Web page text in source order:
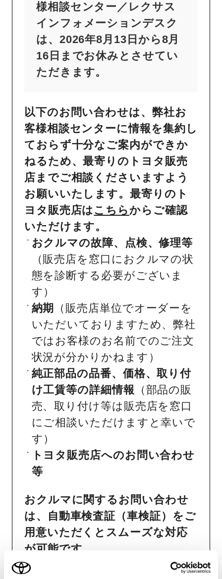
様相談センター／レクサス
インフォメーションデスク
は、2026年8月13日から8月
16日までお休みとさせてい
ただきます。
以下のお問い合わせは、弊社お
客様相談センターに情報を集約し
ておらず十分なご案内ができか
ねるため、最寄りのトヨタ販売
店までご相談くださいますよう
お願いいたします。最寄りのト
ヨタ販売店はこちら からご確認
いただけます。
おクルマの故障、点検、修理等
（販売店を窓口におクルマの状
態を診断する必要がございま
す）
納期
（販売店単位でオーダーを
いただいておりますため、弊社
ではお客様のお名前でのご注文
状況が分かりかねます）
純正部品の品番、価格、取り付
け工賃等の詳細情報 （部品の販
売、取り付け等は販売店を窓口
にご相談いただけますと幸いで
す）
トヨタ販売店へのお問い合わせ
等
おクルマに関するお問い合わせ
は、自動車検査証（車検証）をご
用意いただくとスムーズな対応
が可能です。